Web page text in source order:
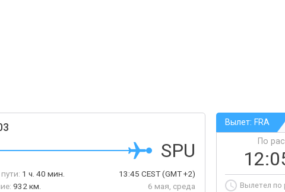
SPU
1 ч. 40 мин.
932 км.
13:45 CEST(GMT +2)
6 мая, среда
Вылет: FRA
По
Вылетел по